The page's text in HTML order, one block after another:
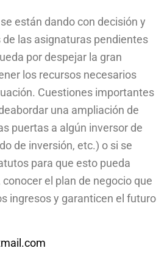
están dando con decisión y
las asignaturas pendientes
por despejar la gran
los recursos necesarios
Cuestiones importantes
una ampliación de
puertas a algún inversor de
de inversión, etc.) o si se
para que esto pueda
el plan de negocio que
ingresos y garanticen el futuro